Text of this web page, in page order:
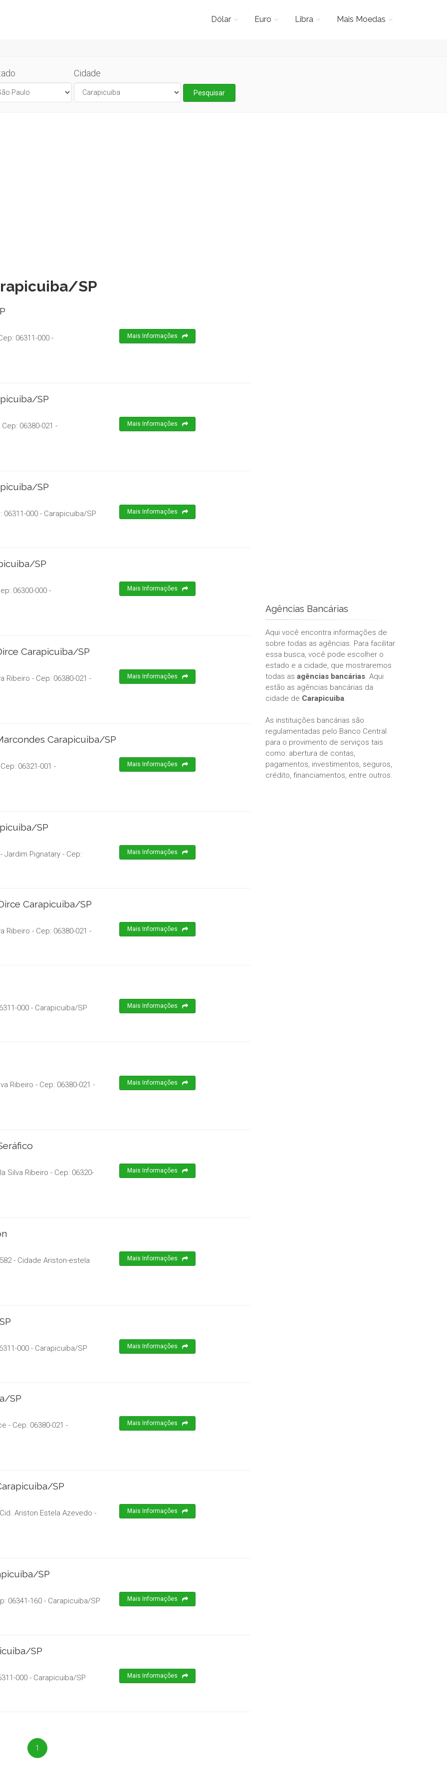
Dólar Euro Libra Mais Moedas
Cidade
Pesquisar
SP
06311-000 - Mais Informações
SP
06380-021 - Mais Informações
SP
06311-000 - Carapicuiba/SP Mais Informações
SP
06300-000 - Mais Informações
Carapicuiba/SP
Ribeiro - Cep: 06380-021 - Mais Informações
Carapicuiba/SP
06321-001 - Mais Informações
SP
Jardim Pignatary - Cep: Mais Informações
Carapicuiba/SP
Ribeiro - Cep: 06380-021 - Mais Informações
000 - Carapicuiba/SP Mais Informações
Ribeiro - Cep: 06380-021 - Mais Informações
Silva Ribeiro - Cep: 06320- Mais Informações
- Cidade Ariston-estela Mais Informações
000 - Carapicuiba/SP Mais Informações
SP
- Cep: 06380-021 - Mais Informações
SP
Ariston Estela Azevedo - Mais Informações
SP
06341-160 - Carapicuiba/SP Mais Informações
SP
000 - Carapicuiba/SP Mais Informações
1
Agências Bancárias
Aqui você encontra informações de
sobre todas as agências. Para facilitar
essa busca, você pode escolher o
estado e a cidade, que mostraremos
todas as agências bancárias. Aqui
estão as agências bancárias da
cidade de Carapicuiba.
As instituições bancárias são
regulamentadas pelo Banco Central
para o provimento de serviços tais
como: abertura de contas,
pagamentos, investimentos, seguros,
crédito, financiamentos, entre outros.